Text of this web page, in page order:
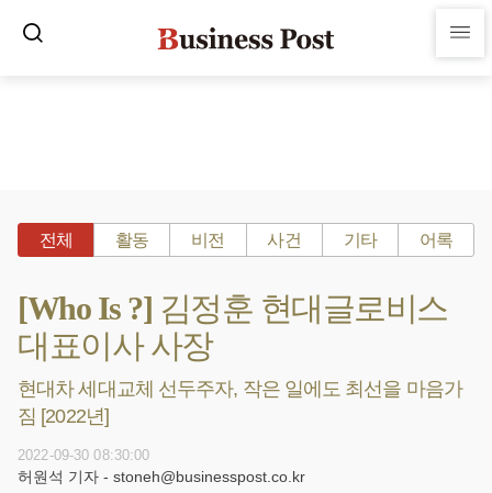
전체 활동 비전 사건 기타 어록
[Who Is ?] 김정훈 현대글로비스
대표이사 사장
현대차 세대교체 선두주자, 작은 일에도 최선을 마음가
짐 [2022년]
2022-09-30 08:30:00
허원석 기자 - stoneh@businesspost.co.kr